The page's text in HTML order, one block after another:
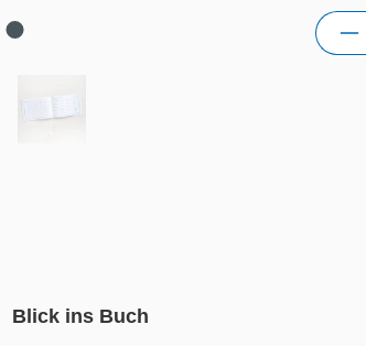
Anzahl
Blick ins Buch